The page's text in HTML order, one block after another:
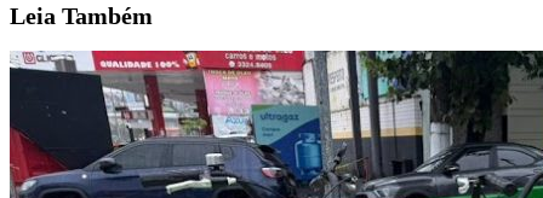
Leia Também